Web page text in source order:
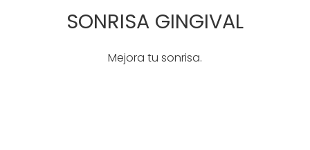
SONRISA GINGIVAL
Mejora tu sonrisa.